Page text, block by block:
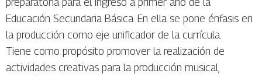
Educación Secundaria Básica. En ella se pone énfasis en
la producción como eje unificador de la currícula.
Tiene como propósito promover la realización de
actividades creativas para la producción musical,